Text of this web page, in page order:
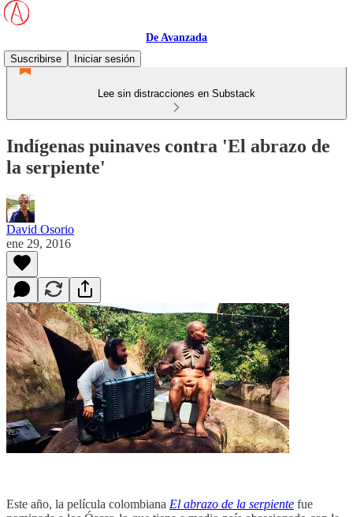
De Avanzada
Suscribirse
Iniciar sesión
Lee sin distracciones en Substack
Indígenas puinaves contra 'El abrazo de
la serpiente'
David Osorio
ene 29, 2016
Este año, la película colombiana El abrazo de la serpiente fue